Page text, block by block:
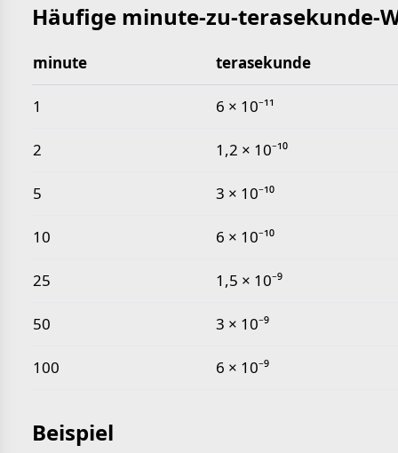
Häufige minute-zu-terasekunde-
Häufige minute-zu-terasekunde-Werte
minute terasekunde
1 6 × 10⁻¹¹
2 1,2 × 10⁻¹⁰
5 3 × 10⁻¹⁰
10 6 × 10⁻¹⁰
25 1,5 × 10⁻⁹
50 3 × 10⁻⁹
100 6 × 10⁻⁹
Beispiel